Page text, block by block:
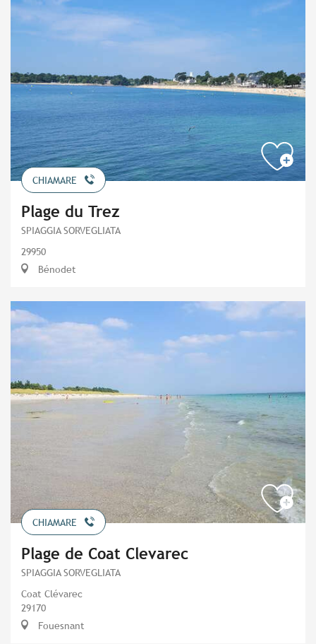
CHIAMARE
Plage du Trez
SPIAGGIA SORVEGLIATA
29950
Bénodet
CHIAMARE
Plage de Coat Clevarec
SPIAGGIA SORVEGLIATA
Coat Clévarec
29170
Fouesnant